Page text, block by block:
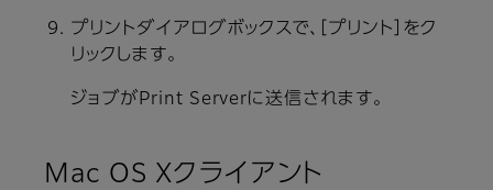
プリントダイアログボックスで、［プリント］をク
リックします。
ジョブがPrint Serverに送信されます。
Mac OS Xクライアント